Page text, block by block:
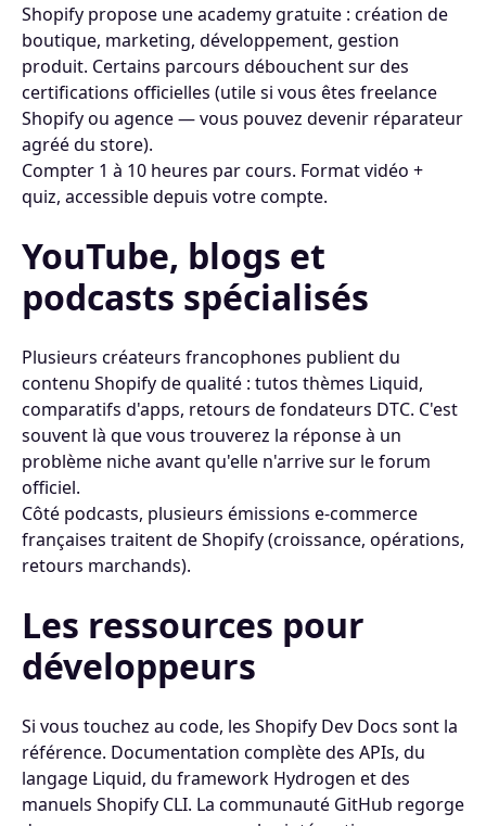
Shopify propose une academy gratuite : création de
boutique, marketing, développement, gestion
produit. Certains parcours débouchent sur des
certifications officielles (utile si vous êtes freelance
Shopify ou agence — vous pouvez devenir réparateur
agréé du store).
Compter 1 à 10 heures par cours. Format vidéo +
quiz, accessible depuis votre compte.
YouTube, blogs et
podcasts spécialisés
Plusieurs créateurs francophones publient du
contenu Shopify de qualité : tutos thèmes Liquid,
comparatifs d'apps, retours de fondateurs DTC. C'est
souvent là que vous trouverez la réponse à un
problème niche avant qu'elle n'arrive sur le forum
officiel.
Côté podcasts, plusieurs émissions e-commerce
françaises traitent de Shopify (croissance, opérations,
retours marchands).
Les ressources pour
développeurs
Si vous touchez au code, les Shopify Dev Docs sont la
référence. Documentation complète des APIs, du
langage Liquid, du framework Hydrogen et des
manuels Shopify CLI. La communauté GitHub regorge